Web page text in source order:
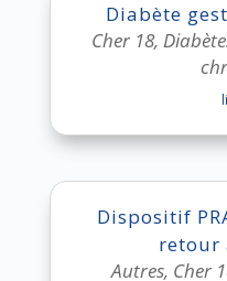
Diabète
Cher 18,
Dispositif
retour
Autres, Cher